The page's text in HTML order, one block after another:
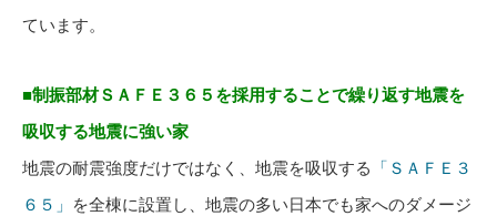
ています。
■制振部材ＳＡＦＥ３６５を採用することで繰り返す地震を
吸収する地震に強い家
地震の耐震強度だけではなく、地震を吸収する
「ＳＡＦＥ３
６５」
を全棟に設置し、地震の多い日本でも家へのダメージ